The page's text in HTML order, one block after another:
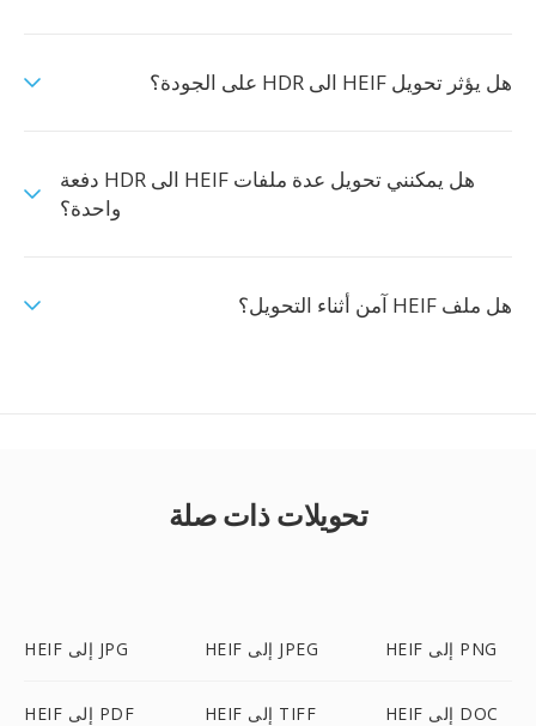
هل يؤثر تحويل HEIF الى HDR على الجودة؟
هل يمكنني تحويل عدة ملفات HEIF الى HDR دفعة
واحدة؟
هل ملف HEIF آمن أثناء التحويل؟
تحويلات ذات صلة
HEIF إلى JPG HEIF إلى JPEG HEIF إلى PNG
HEIF إلى PDF HEIF إلى TIFF HEIF إلى DOC